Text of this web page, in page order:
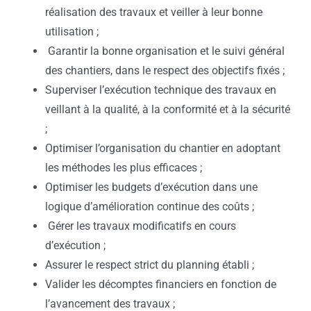
réalisation des travaux et veiller à leur bonne
utilisation ;
Garantir la bonne organisation et le suivi général
des chantiers, dans le respect des objectifs fixés ;
Superviser l’exécution technique des travaux en
veillant à la qualité, à la conformité et à la sécurité
;
Optimiser l’organisation du chantier en adoptant
les méthodes les plus efficaces ;
Optimiser les budgets d’exécution dans une
logique d’amélioration continue des coûts ;
Gérer les travaux modificatifs en cours
d’exécution ;
Assurer le respect strict du planning établi ;
Valider les décomptes financiers en fonction de
l’avancement des travaux ;